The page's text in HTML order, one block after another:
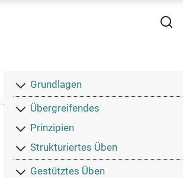
Primakom
Hauptmenü
Grundlagen
Übergreifendes
Prinzipien
Strukturiertes Üben
Gestütztes Üben